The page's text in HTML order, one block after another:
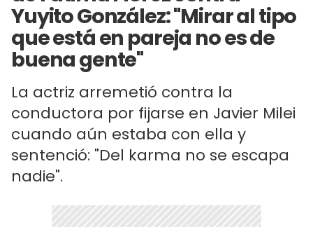
Yuyito González: "Mirar al tipo
que está en pareja no es de
buena gente"
La actriz arremetió contra la
conductora por fijarse en Javier Milei
cuando aún estaba con ella y
sentenció: "Del karma no se escapa
nadie".